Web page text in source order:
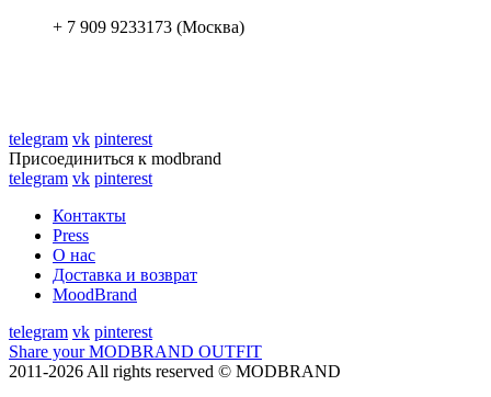
+ 7 909 9233173 (Москва)
telegram vk pinterest
Присоединиться к modbrand
telegram vk pinterest
Контакты
Press
О нас
Доставка и возврат
MoodBrand
telegram vk pinterest
Share your MODBRAND OUTFIT
2011-2026 All rights reserved © MODBRAND